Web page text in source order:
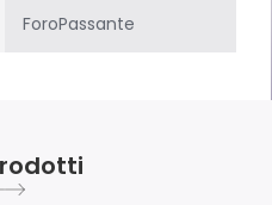
ForoPassante